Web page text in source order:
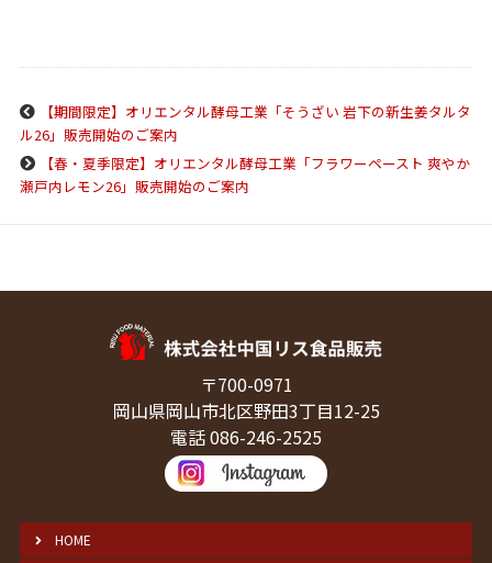
【期間限定】オリエンタル酵母工業「そうざい 岩下の新生姜タルタ
ル26」販売開始のご案内
【春・夏季限定】オリエンタル酵母工業「フラワーペースト 爽やか
瀬戸内レモン26」販売開始のご案内
〒700-0971
岡山県岡山市北区野田3丁目12-25
電話 086-246-2525
HOME